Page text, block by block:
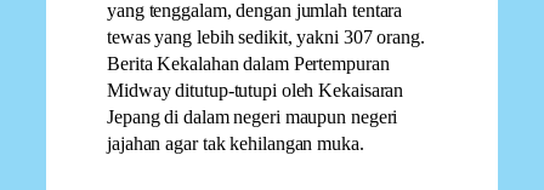
yang tenggalam, dengan jumlah tentara
tewas yang lebih sedikit, yakni 307 orang.
Berita Kekalahan dalam Pertempuran
Midway ditutup-tutupi oleh Kekaisaran
Jepang di dalam negeri maupun negeri
jajahan agar tak kehilangan muka.